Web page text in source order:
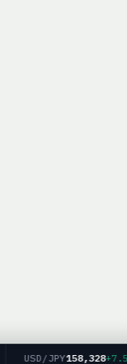
USD/JPY158,328+7.56%